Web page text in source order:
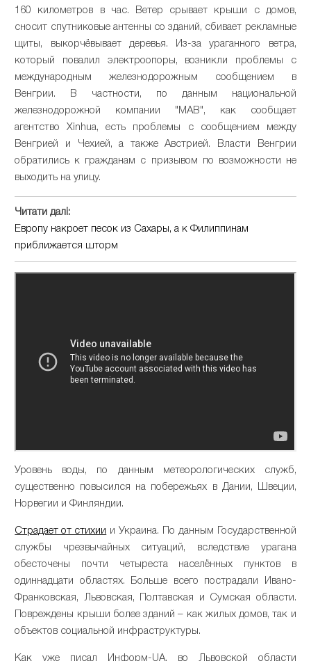
160 километров в час. Ветер срывает крыши с домов,
сносит спутниковые антенны со зданий, сбивает рекламные
щиты, выкорчёвывает деревья. Из-за ураганного ветра,
который повалил электроопоры, возникли проблемы с
международным железнодорожным сообщением в
Венгрии. В частности, по данным национальной
железнодорожной компании "МАВ", как сообщает
агентство Xinhua, есть проблемы с сообщением между
Венгрией и Чехией, а также Австрией. Власти Венгрии
обратились к гражданам с призывом по возможности не
выходить на улицу.
Читати далі:
Европу накроет песок из Сахары, а к Филиппинам
приближается шторм
Уровень воды, по данным метеорологических служб,
существенно повысился на побережьях в Дании, Швеции,
Норвегии и Финляндии.
Страдает от стихии и Украина. По данным Государственной
службы чрезвычайных ситуаций, вследствие урагана
обесточены почти четыреста населённых пунктов в
одиннадцати областях. Больше всего пострадали Ивано-
Франковская, Львовская, Полтавская и Сумская области.
Повреждены крыши более зданий – как жилых домов, так и
объектов социальной инфраструктуры.
Как уже писал Информ-UA, во Львовской области